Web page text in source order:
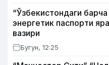
“Ўзбекистондаги
энергетик паспорти
вазири
Бугун, 12:25